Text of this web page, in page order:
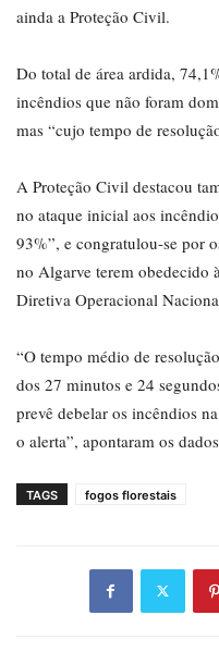
ainda a Proteção Civil.
Do total de área ardida,
incêndios que não foram
mas “cujo tempo de
A Proteção Civil destacou
no ataque inicial aos
93%”, e congratulou-se por
no Algarve terem obedecido
Diretiva Operacional
“O tempo médio de
dos 27 minutos e 24
prevê debelar os incêndios
o alerta”, apontaram os
TAGS fogos florestais